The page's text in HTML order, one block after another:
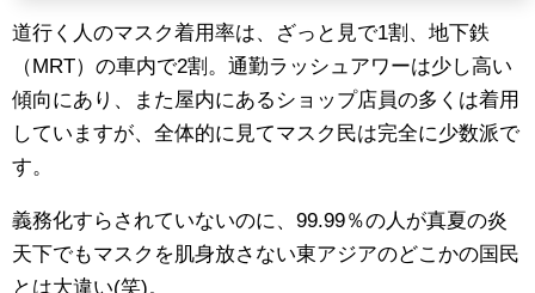
道行く人のマスク着用率は、ざっと見で1割、地下鉄
（MRT）の車内で2割。通勤ラッシュアワーは少し高い
傾向にあり、また屋内にあるショップ店員の多くは着用
していますが、全体的に見てマスク民は完全に少数派で
す。
義務化すらされていないのに、99.99％の人が真夏の炎
天下でもマスクを肌身放さない東アジアのどこかの国民
とは大違い(笑)。